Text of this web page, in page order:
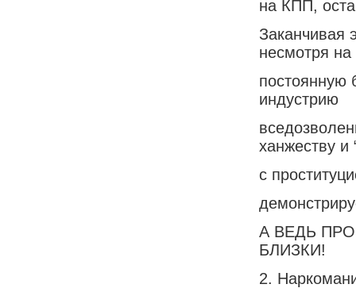
на КПП,
Заканчивая
несмотря на
постоянную
индустрию
ханжеству и
с
А ВЕДЬ
БЛИЗКИ!
2.